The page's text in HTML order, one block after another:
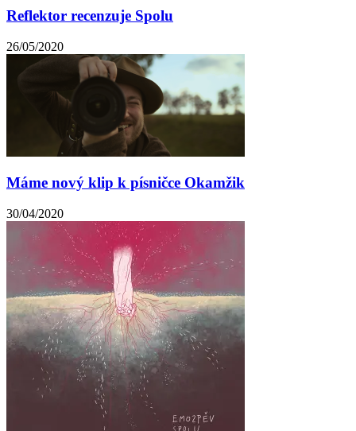
Reflektor recenzuje Spolu
26/05/2020
Máme nový klip k písničce Okamžik
30/04/2020